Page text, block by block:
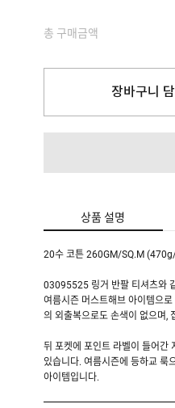
총 구매금액
장바구니 담
상품 설명
20수 코튼 260GM/SQ.M
03095525 링거 반팔 티셔츠와
여름시즌 머스트해브 아이템으
의 외출복으로도 손색이 없으며,
뒤 포켓에 포인트 라벨이 들어간
있습니다. 여름시즌에 등하교 룩
아이템입니다.